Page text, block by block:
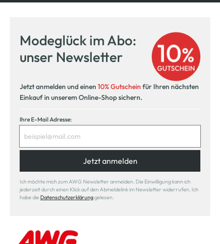
Modeglück im Abo:
unser Newsletter
Jetzt anmelden und einen 10% Gutschein für Ihren nächsten
Einkauf in unserem Online-Shop sichern.
Ihre E-Mail Adresse:
Jetzt anmelden
Ich möchte mich zum AWG Newsletter anmelden. Die Einwilligung kann ich
jederzeit durch einen Klick auf den Abmeldelink im Newsletter widerrufen. Ich
habe die Datenschutzerklärunggelesen.